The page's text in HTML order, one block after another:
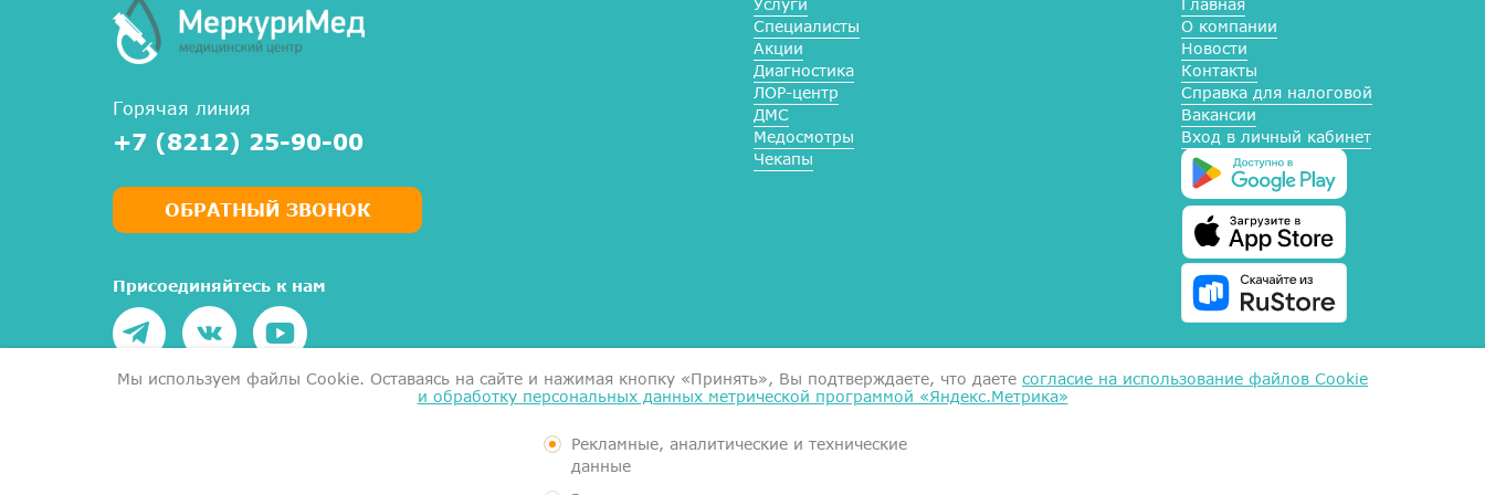
Горячая линия
+7 (8212) 25-90-00
ОБРАТНЫЙ ЗВОНОК
Присоединяйтесь к нам
Услуги
Специалисты
Акции
Диагностика
ЛОР-центр
ДМС
Медосмотры
Чекапы
Главная
О компании
Новости
Контакты
Справка для налоговой
Вакансии
Вход в личный кабинет
Справка для налоговой
Согласие на обработку данных
Контролирующие органы
Мы используем файлы Сookie. Оставаясь на сайте и нажимая кнопку «Принять», Вы подтверждаете, что даете согласие на использование файлов Cookie
и обработку персональных данных метрической программой «Яндекс.Метрика»
Рекламные, аналитические и технические
данные